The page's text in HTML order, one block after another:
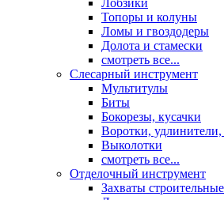
Лобзики
Топоры и колуны
Ломы и гвоздодеры
Долота и стамески
смотреть все...
Слесарный инструмент
Мультитулы
Биты
Бокорезы, кусачки
Воротки,
Выколотки
смотреть все...
Отделочный инструмент
Захваты строительные